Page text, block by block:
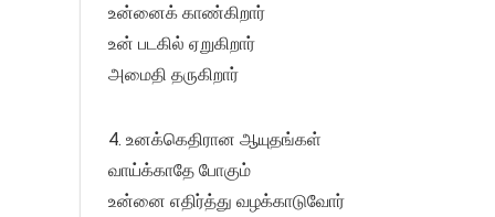
உன்னைக் காண்கிறார்
உன் படகில் ஏறுகிறார்
அமைதி தருகிறார்
4. உனக்கெதிரான ஆயுதங்கள்
வாய்க்காதே போகும்
உன்னை எதிர்த்து வழக்காடுவோர்